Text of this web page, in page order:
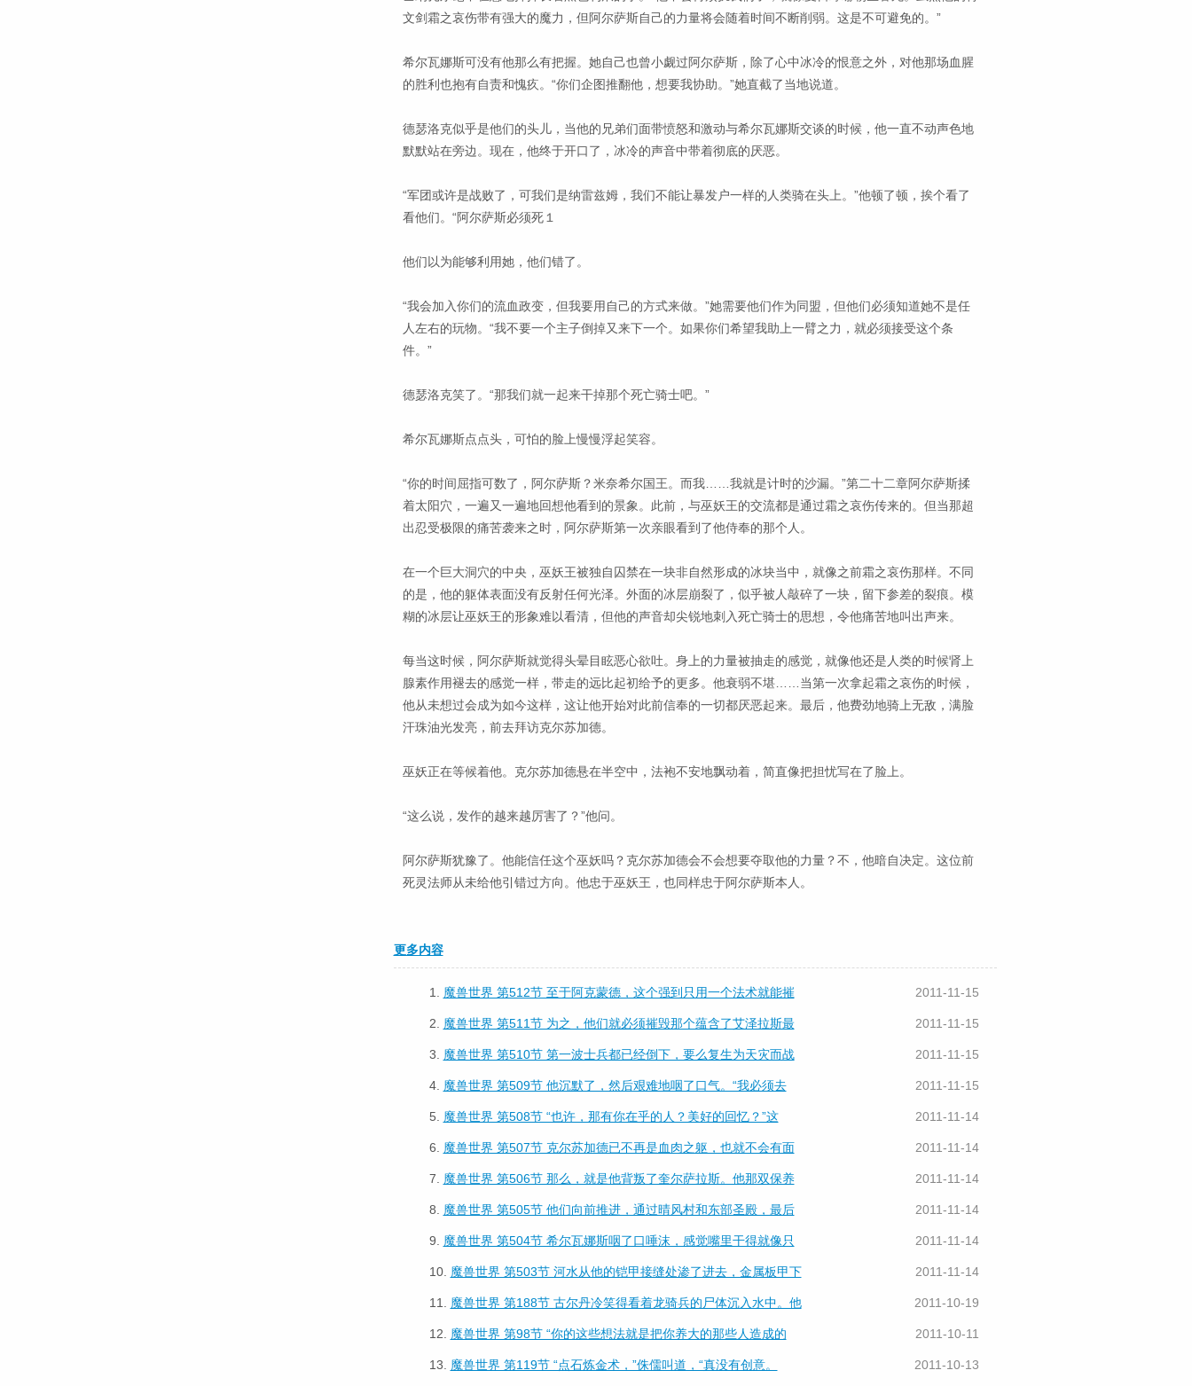
文剑霜之哀伤带有强大的魔力，但阿尔萨斯自己的力量将会随着时间不断削弱。这是不可避免的。”
希尔瓦娜斯可没有他那么有把握。她自己也曾小觑过阿尔萨斯，除了心中冰冷的恨意之外，对他那场血腥
的胜利也抱有自责和愧疚。“你们企图推翻他，想要我协助。”她直截了当地说道。
德瑟洛克似乎是他们的头儿，当他的兄弟们面带愤怒和激动与希尔瓦娜斯交谈的时候，他一直不动声色地
默默站在旁边。现在，他终于开口了，冰冷的声音中带着彻底的厌恶。
“军团或许是战败了，可我们是纳雷兹姆，我们不能让暴发户一样的人类骑在头上。”他顿了顿，挨个看了
看他们。“阿尔萨斯必须死１
他们以为能够利用她，他们错了。
“我会加入你们的流血政变，但我要用自己的方式来做。”她需要他们作为同盟，但他们必须知道她不是任
人左右的玩物。“我不要一个主子倒掉又来下一个。如果你们希望我助上一臂之力，就必须接受这个条
件。”
德瑟洛克笑了。“那我们就一起来干掉那个死亡骑士吧。”
希尔瓦娜斯点点头，可怕的脸上慢慢浮起笑容。
“你的时间屈指可数了，阿尔萨斯？米奈希尔国王。而我……我就是计时的沙漏。”第二十二章阿尔萨斯揉
着太阳穴，一遍又一遍地回想他看到的景象。此前，与巫妖王的交流都是通过霜之哀伤传来的。但当那超
出忍受极限的痛苦袭来之时，阿尔萨斯第一次亲眼看到了他侍奉的那个人。
在一个巨大洞穴的中央，巫妖王被独自囚禁在一块非自然形成的冰块当中，就像之前霜之哀伤那样。不同
的是，他的躯体表面没有反射任何光泽。外面的冰层崩裂了，似乎被人敲碎了一块，留下参差的裂痕。模
糊的冰层让巫妖王的形象难以看清，但他的声音却尖锐地刺入死亡骑士的思想，令他痛苦地叫出声来。
每当这时候，阿尔萨斯就觉得头晕目眩恶心欲吐。身上的力量被抽走的感觉，就像他还是人类的时候肾上
腺素作用褪去的感觉一样，带走的远比起初给予的更多。他衰弱不堪……当第一次拿起霜之哀伤的时候，
他从未想过会成为如今这样，这让他开始对此前信奉的一切都厌恶起来。最后，他费劲地骑上无敌，满脸
汗珠油光发亮，前去拜访克尔苏加德。
巫妖正在等候着他。克尔苏加德悬在半空中，法袍不安地飘动着，简直像把担忧写在了脸上。
“这么说，发作的越来越厉害了？”他问。
阿尔萨斯犹豫了。他能信任这个巫妖吗？克尔苏加德会不会想要夺取他的力量？不，他暗自决定。这位前
死灵法师从未给他引错过方向。他忠于巫妖王，也同样忠于阿尔萨斯本人。
更多内容
1. 魔兽世界 第512节 至于阿克蒙德，这个强到只用一个法术就能摧 2011-11-15
2. 魔兽世界 第511节 为之，他们就必须摧毁那个蕴含了艾泽拉斯最 2011-11-15
3. 魔兽世界 第510节 第一波士兵都已经倒下，要么复生为天灾而战 2011-11-15
4. 魔兽世界 第509节 他沉默了，然后艰难地咽了口气。“我必须去 2011-11-15
5. 魔兽世界 第508节 “也许，那有你在乎的人？美好的回忆？”这 2011-11-14
6. 魔兽世界 第507节 克尔苏加德已不再是血肉之躯，也就不会有面 2011-11-14
7. 魔兽世界 第506节 那么，就是他背叛了奎尔萨拉斯。他那双保养 2011-11-14
8. 魔兽世界 第505节 他们向前推进，通过晴风村和东部圣殿，最后 2011-11-14
9. 魔兽世界 第504节 希尔瓦娜斯咽了口唾沫，感觉嘴里干得就像只 2011-11-14
10. 魔兽世界 第503节 河水从他的铠甲接缝处渗了进去，金属板甲下 2011-11-14
11. 魔兽世界 第188节 古尔丹冷笑得看着龙骑兵的尸体沉入水中。他 2011-10-19
12. 魔兽世界 第98节 “你的这些想法就是把你养大的那些人造成的 2011-10-11
13. 魔兽世界 第119节 “点石炼金术，”侏儒叫道，“真没有创意。 2011-10-13